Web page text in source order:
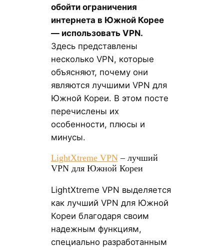
обойти ограничения
интернета в Южной Корее
— использовать VPN.
Здесь представлены
несколько VPN, которые
объясняют, почему они
являются лучшими VPN для
Южной Кореи. В этом посте
перечислены их
особенности, плюсы и
минусы.
LightXtreme VPN– лучший
VPN для Южной Кореи
LightXtreme VPN выделяется
как лучший VPN для Южной
Кореи благодаря своим
надежным функциям,
специально разработанным